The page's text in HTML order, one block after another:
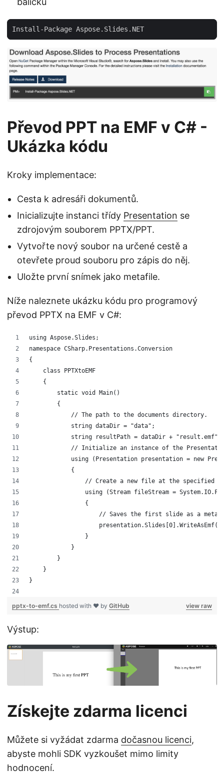
Převod PPT na EMF v C# -
Ukázka kódu
Kroky implementace:
Cesta k adresáři dokumentů.
Inicializujte instanci třídy Presentation se
zdrojovým souborem PPTX/PPT.
Vytvořte nový soubor na určené cestě a
otevřete proud souboru pro zápis do něj.
Uložte první snímek jako metafile.
Níže naleznete ukázku kódu pro programový
převod PPTX na EMF v C#:
using Aspose.Slides;
namespace CSharp.Presentations.Conversion
{
    class PPTXtoEMF
    {
        static void Main()
        {
            // The path to the documents directory.
            string dataDir = "data";
            string resultPath = dataDir + "result.emf";
// Initialize an instance of the
using (Presentation presentation = new
            {
// Create a new file at the specified
using (Stream fileStream =
                {
// Saves the first slide as a
                }
            }
        }
    }
}
view raw
pptx-to-emf.cs hosted with ❤ by GitHub
Výstup:
Získejte zdarma licenci
Můžete si vyžádat zdarma dočasnou licenci,
abyste mohli SDK vyzkoušet mimo limity
hodnocení.